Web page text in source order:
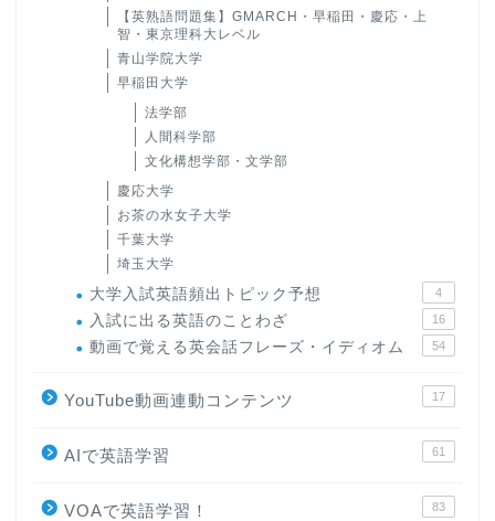
【英熟語問題集】GMARCH・早稲田・慶応・上
智・東京理科大レベル
青山学院大学
早稲田大学
法学部
人間科学部
文化構想学部・文学部
慶応大学
お茶の水女子大学
千葉大学
埼玉大学
大学入試英語頻出トピック予想 4
入試に出る英語のことわざ 16
動画で覚える英会話フレーズ・イディオム 54
YouTube動画連動コンテンツ 17
AIで英語学習 61
VOAで英語学習！ 83